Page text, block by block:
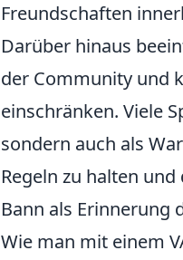
Freundschaften
Darüber hinaus
der Community und
einschränken. Viele
sondern auch als
Regeln zu halten
Bann als Erinnerung
Wie man mit einem